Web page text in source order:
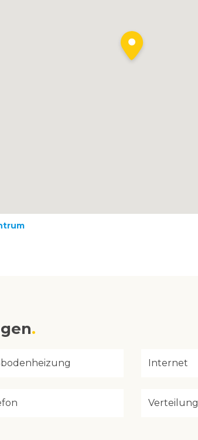
Internet
Verteilung